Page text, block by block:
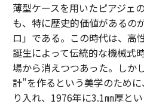
薄型ケースを用いたピアジェ
も、特に歴史的価値があるの
ロ」である。この時代は、高
誕生によって伝統的な機械式
場から消えつつあった。しか
計”を作るという美学のため
り入れ、1976年に3.1㎜厚と